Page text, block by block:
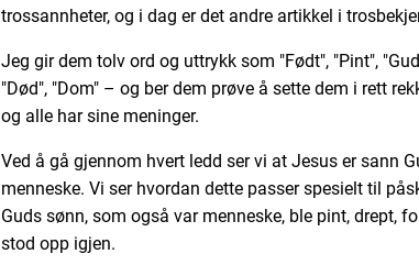
trossannheter, og i dag er det andre artikkel i
Jeg gir dem tolv ord og uttrykk som "Født", "Pint",
"Død", "Dom" – og ber dem prøve å sette dem i rett
og alle har sine meninger.
Ved å gå gjennom hvert ledd ser vi at Jesus er sann
menneske. Vi ser hvordan dette passer spesielt til
Guds sønn, som også var menneske, ble pint, drept,
stod opp igjen.